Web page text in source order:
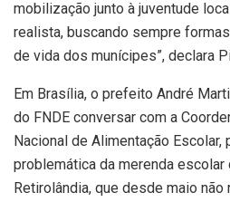
mobilização junto à juventude
realista, buscando sempre
de vida dos munícipes”, declara
Em Brasília, o prefeito André
do FNDE conversar com a
Nacional de Alimentação Escolar,
problemática da merenda escolar
Retirolândia, que desde maio